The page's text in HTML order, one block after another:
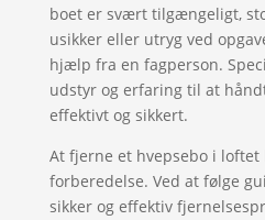
boet er svært tilgængeligt,
usikker eller utryg ved
hjælp fra en fagperson.
udstyr og erfaring til at
effektivt og sikkert.
At fjerne et hvepsebo i
forberedelse. Ved at følge
sikker og effektiv